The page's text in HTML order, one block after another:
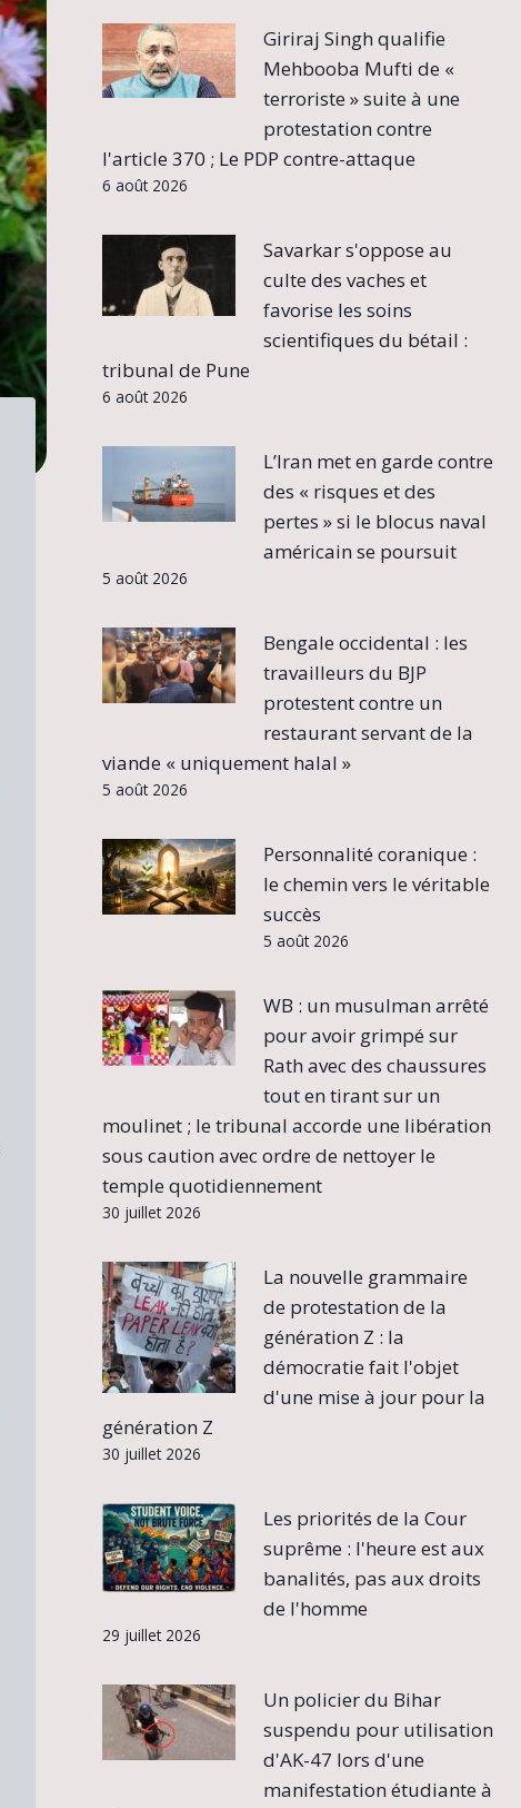
Giriraj Singh qualifie
Mehbooba Mufti de «
terroriste » suite à une
protestation contre
l'article 370 ; Le PDP contre-attaque
6 août 2026
Savarkar s'oppose au
culte des vaches et
favorise les soins
scientifiques du bétail :
tribunal de Pune
6 août 2026
L’Iran met en garde contre
des « risques et des
pertes » si le blocus naval
américain se poursuit
5 août 2026
Bengale occidental : les
travailleurs du BJP
protestent contre un
restaurant servant de la
viande « uniquement halal »
5 août 2026
Personnalité coranique :
le chemin vers le véritable
succès
5 août 2026
WB : un musulman arrêté
pour avoir grimpé sur
Rath avec des chaussures
tout en tirant sur un
moulinet ; le tribunal accorde une libération
sous caution avec ordre de nettoyer le
temple quotidiennement
30 juillet 2026
La nouvelle grammaire
de protestation de la
génération Z : la
démocratie fait l'objet
d'une mise à jour pour la
génération Z
30 juillet 2026
Les priorités de la Cour
suprême : l'heure est aux
banalités, pas aux droits
de l'homme
29 juillet 2026
Un policier du Bihar
suspendu pour utilisation
d'AK-47 lors d'une
manifestation étudiante à